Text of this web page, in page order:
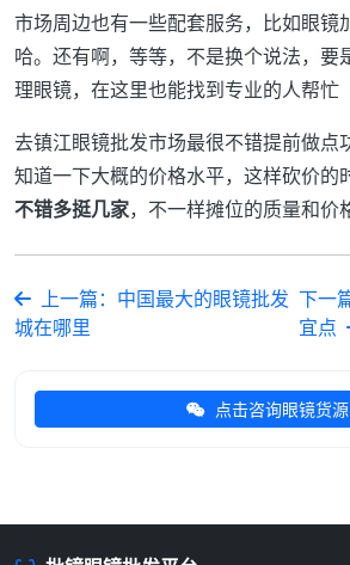
市场周边也有一些配套服务，比如眼镜
哈。还有啊，等等，不是换个说法，要
理眼镜，在这里也能找到专业的人帮忙
去镇江眼镜批发市场最很不错提前做点
知道一下大概的价格水平，这样砍价的
不错多挺几家，不一样摊位的质量和价
上一篇：中国最大的眼镜批发
城在哪里
下一
宜点
点击咨询眼镜货源